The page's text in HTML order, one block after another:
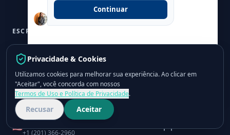
ESCRITÓRIOS GLOBAIS
🇧🇷Brasil
+55 (11) 3053-3535
🇲🇽México
+52 55 8957 7776
🇺🇸
+1 (201) 366-2960
Continuar
Privacidade & Cookies
Utilizamos cookies para melhorar sua experiência. Ao clicar em
"Aceitar", você concorda com nossos
Termos de Uso e Política de Privacidade.
Recusar Aceitar